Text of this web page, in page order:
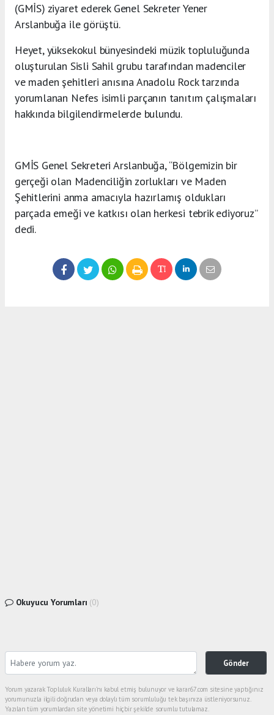
(GMİS) ziyaret ederek Genel Sekreter Yener
Arslanbuğa ile görüştü.
Heyet, yüksekokul bünyesindeki müzik topluluğunda
oluşturulan Sisli Sahil grubu tarafından madenciler
ve maden şehitleri anısına Anadolu Rock tarzında
yorumlanan Nefes isimli parçanın tanıtım çalışmaları
hakkında bilgilendirmelerde bulundu.
GMİS Genel Sekreteri Arslanbuğa, “Bölgemizin bir
gerçeği olan Madenciliğin zorlukları ve Maden
Şehitlerini anma amacıyla hazırlamış oldukları
parçada emeği ve katkısı olan herkesi tebrik ediyoruz”
dedi.
Okuyucu Yorumları (0)
Gönder
Yorum yazarak Topluluk Kuralları’nı kabul etmiş bulunuyor ve karar67.com sitesine yaptığınız
yorumunuzla ilgili doğrudan veya dolaylı tüm sorumluluğu tek başınıza üstleniyorsunuz.
Yazılan tüm yorumlardan site yönetimi hiçbir şekilde sorumlu tutulamaz.